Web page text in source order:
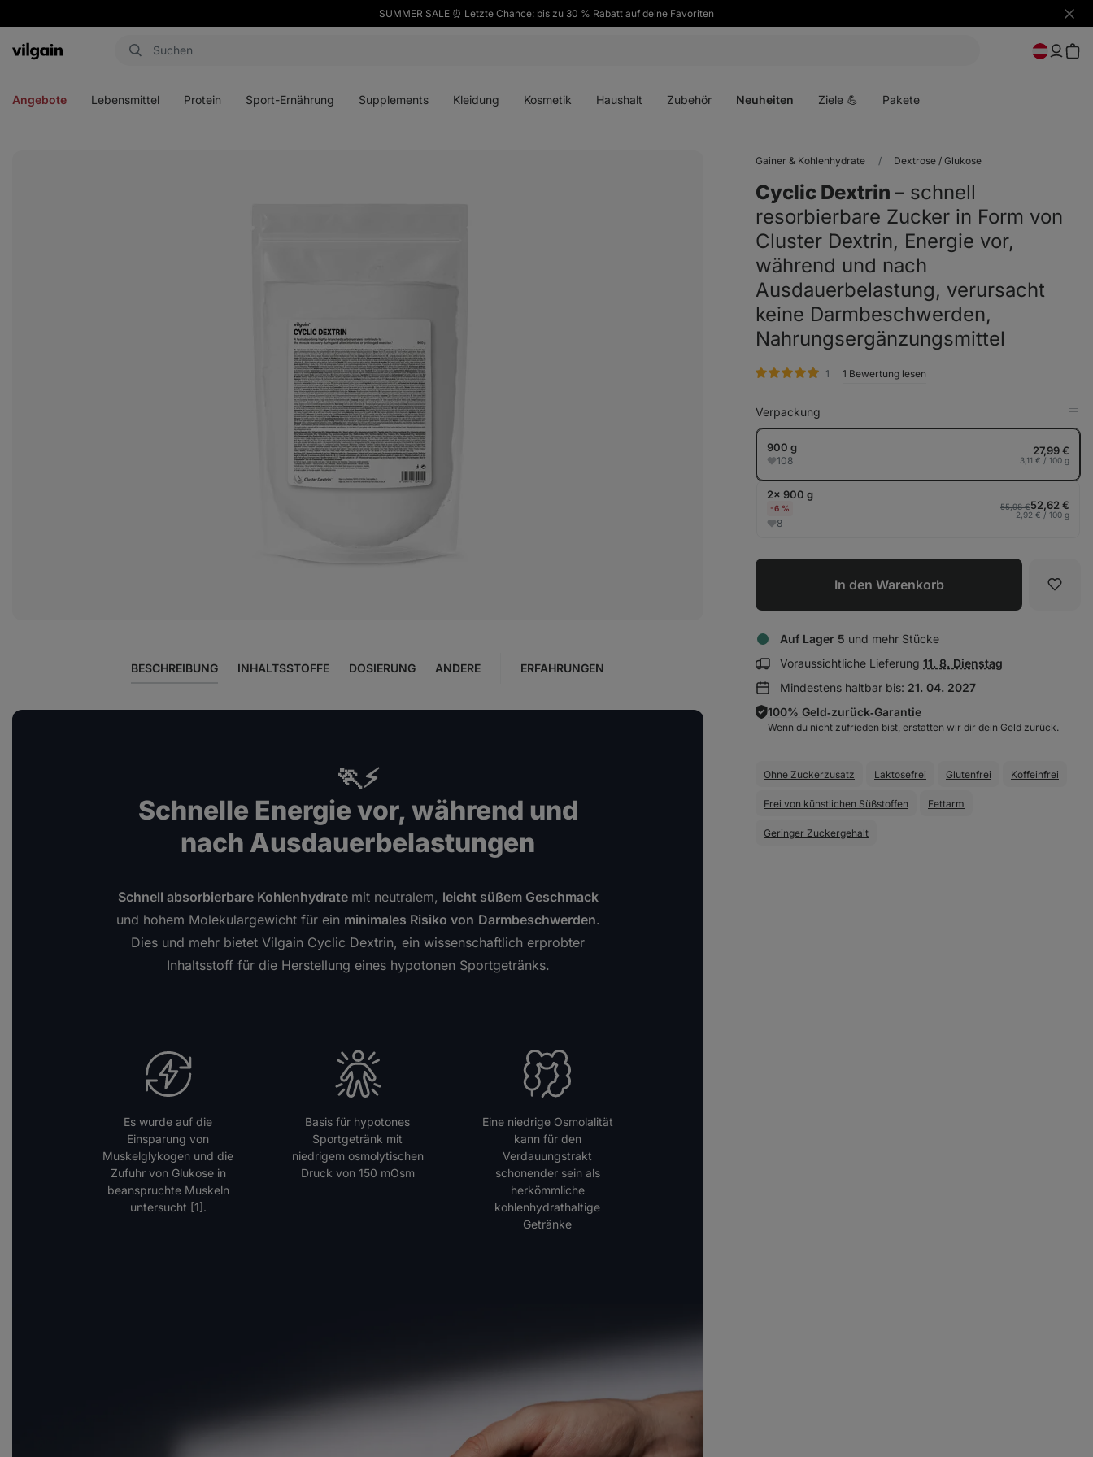
SUMMER SALE ⏰ Letzte Chance: bis zu 30 % Rabatt auf deine Favoriten
Aktin
Angebote Lebensmittel Protein Sport-Ernährung Supplements Kleidung Kosmetik Haushalt Zubehör Neuheiten Ziele 💪 Pakete
Gainer & Kohlenhydrate Dextrose / Glukose
Cyclic Dextrin ⁠–⁠ schnell
resorbierbare Zucker in Form von
Cluster Dextrin, Energie vor,
während und nach
Ausdauerbelastung, verursacht
keine Darmbeschwerden,
Nahrungsergänzungsmittel
1 Bewertungen
1 Bewertung lesen
Verpackung
in
900 g
108
27,99 €
3,11 € / 100 g
2× 900 g
-6 %
8
55,98 €52,62 €
2,92 € / 100 g
In den Warenkorb
Auf Lager 5 und mehr Stücke
Voraussichtliche Lieferung Lieferinformationen
11. 8. Dienstag
Mindestens haltbar bis: 21. 04. 2027
100% Geld‑zurück‑Garantie
Wenn du nicht zufrieden bist, erstatten wir dir dein Geld zurück.
Ohne Zuckerzusatz Laktosefrei Glutenfrei Koffeinfrei
Frei von künstlichen Süßstoffen Fettarm
Geringer Zuckergehalt
BESCHREIBUNG INHALTSSTOFFE DOSIERUNG ANDERE ERFAHRUNGEN
🏃⚡
Schnelle Energie vor, während und
nach Ausdauerbelastungen
Schnell absorbierbare Kohlenhydrate mit neutralem, leicht süßem Geschmack
und hohem Molekulargewicht für ein minimales Risiko von Darmbeschwerden.
Dies und mehr bietet Vilgain Cyclic Dextrin, ein wissenschaftlich erprobter
Inhaltsstoff für die Herstellung eines hypotonen Sportgetränks.
Es wurde auf die
Einsparung von
Muskelglykogen und die
Zufuhr von Glukose in
beanspruchte Muskeln
untersucht [1].
Basis für hypotones
Sportgetränk mit
niedrigem osmolytischen
Druck von 150 mOsm
Eine niedrige Osmolalität
kann für den
Verdauungstrakt
schonender sein als
herkömmliche
kohlenhydrathaltige
Getränke